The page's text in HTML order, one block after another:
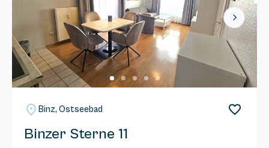
Next
Binz, Ostseebad
Binzer Sterne 11